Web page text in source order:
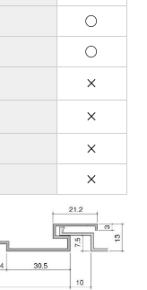
○
○
×
×
×
×